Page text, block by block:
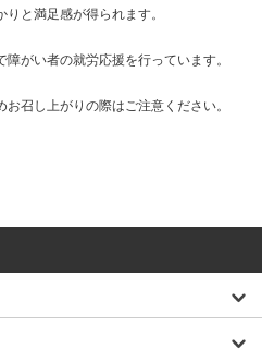
と満足感が得られます。
がい者の就労応援を行っています。
召し上がりの際はご注意ください。